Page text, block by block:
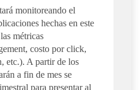
monitoreando el
hechas en este
métricas
costo por click,
etc.). A partir de los
a fin de mes se
para presentar al